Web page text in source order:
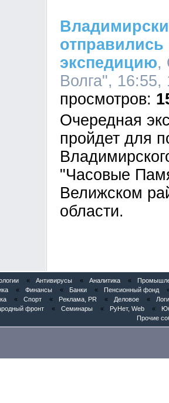
экспедицию,
Волга",
Очередная
пройдет для
"Часовые
Велижском
области.
« Антивирусы « Аналитика «
« Финансы « Банки « Пенсионный фонд
« Спорт « Реклама, PR « Деловое «
фронт « Семинары « РуНет, Web «
Прочие